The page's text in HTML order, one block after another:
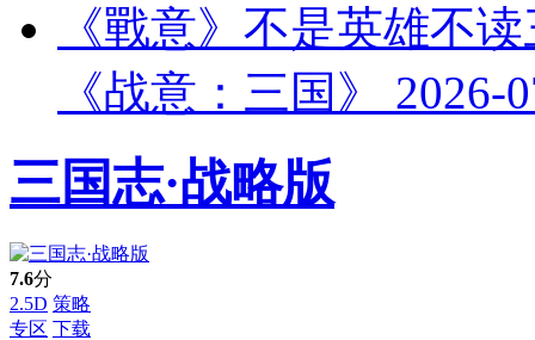
《戰意》不是英雄不
《战意：三国》
2026-
三国志·战略版
7.6分
2.5D 策略
专区 下载